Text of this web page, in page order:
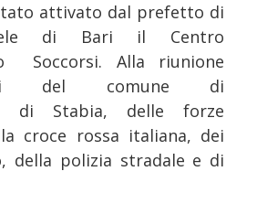
attivato dal prefetto di
di Bari il Centro
Soccorsi. Alla riunione
del comune di
di Stabia, delle forze
croce rossa italiana, dei
della polizia stradale e di